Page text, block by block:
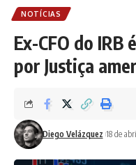
NOTÍCIAS
Ex-CFO do IRB
por Justiça
Diego Velázquez 18 de